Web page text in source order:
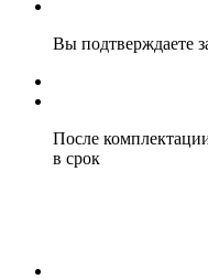
Вы подтверждаете
После
в срок